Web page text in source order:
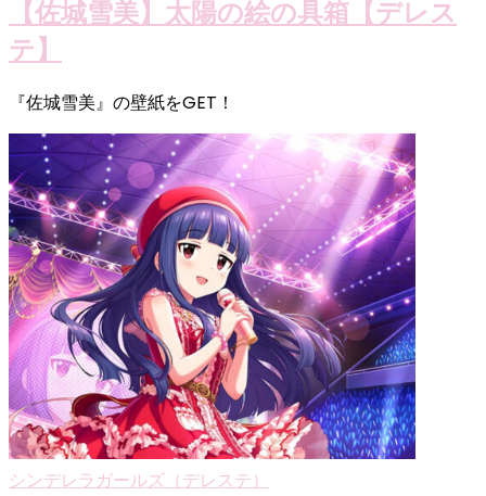
【佐城雪美】太陽の絵の具箱【デレス
テ】
『佐城雪美』の壁紙をGET！
シンデレラガールズ（デレステ）